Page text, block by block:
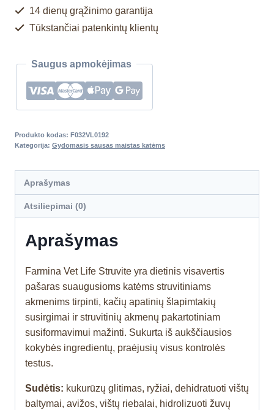
14 dienų grąžinimo garantija
Tūkstančiai patenkintų klientų
Saugus apmokėjimas
Produkto kodas: F032VL0192
Kategorija: Gydomasis sausas maistas katėms
Aprašymas
Atsiliepimai (0)
Aprašymas
Farmina Vet Life Struvite yra dietinis visavertis
pašaras suaugusioms katėms struvitiniams
akmenims tirpinti, kačių apatinių šlapimtakių
susirgimai ir struvitinių akmenų pakartotiniam
susiformavimui mažinti. Sukurta iš aukščiausios
kokybės ingredientų, praėjusių visus kontrolės
testus.
Sudėtis: kukurūzų glitimas, ryžiai, dehidratuoti vištų
baltymai, avižos, vištų riebalai, hidrolizuoti žuvų